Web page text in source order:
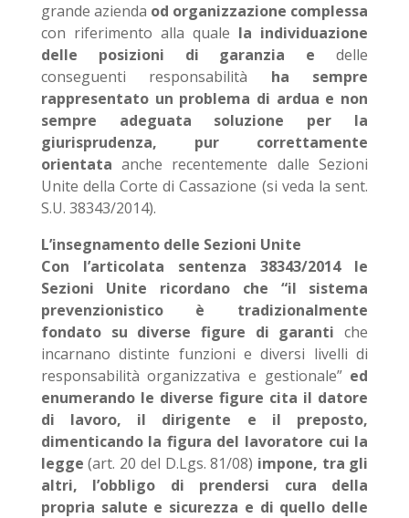
grande azienda od organizzazione complessa
con riferimento alla quale la individuazione
delle posizioni di garanzia e delle
conseguenti responsabilità ha sempre
rappresentato un problema di ardua e non
sempre adeguata soluzione per la
giurisprudenza, pur correttamente
orientata anche recentemente dalle Sezioni
Unite della Corte di Cassazione (si veda la sent.
S.U. 38343/2014).
L’insegnamento delle Sezioni Unite
Con l’articolata sentenza 38343/2014 le
Sezioni Unite ricordano che “il sistema
prevenzionistico è tradizionalmente
fondato su diverse figure di garanti che
incarnano distinte funzioni e diversi livelli di
responsabilità organizzativa e gestionale” ed
enumerando le diverse figure cita il datore
di lavoro, il dirigente e il preposto,
dimenticando la figura del lavoratore cui la
legge(art. 20 del D.Lgs. 81/08) impone, tra gli
altri, l’obbligo di prendersi cura della
propria salute e sicurezza e di quello delle